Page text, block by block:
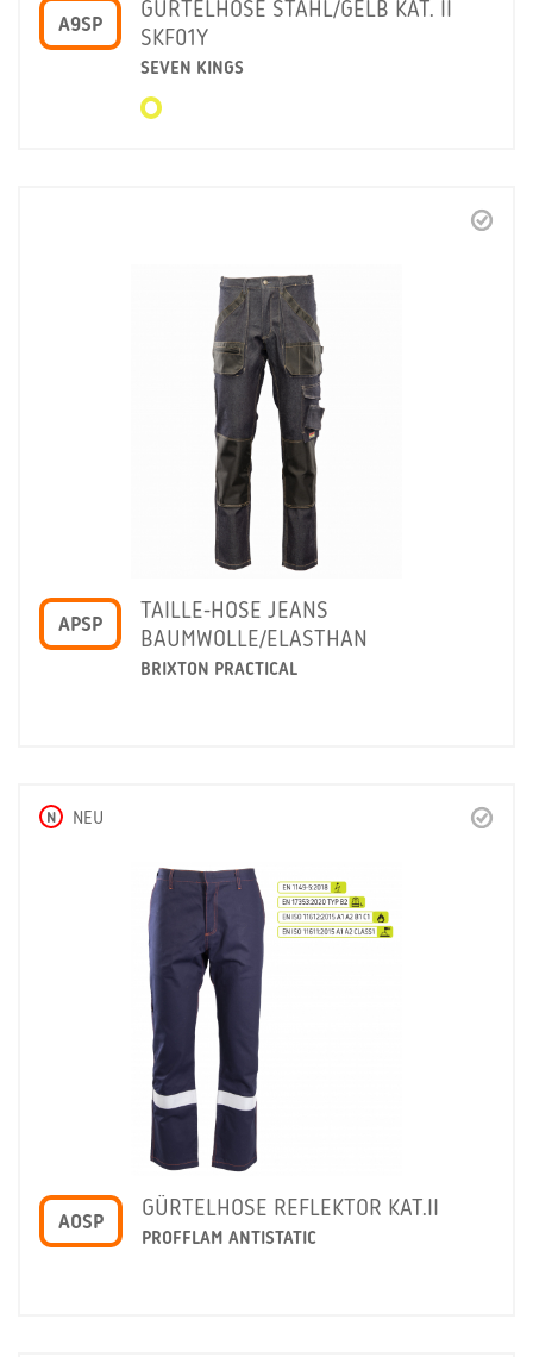
A9SP
GÜRTELHOSE STAHL/GELB KAT. II
SKF01Y
SEVEN KINGS
APSP
TAILLE-HOSE JEANS
BAUMWOLLE/ELASTHAN
BRIXTON PRACTICAL
N NEU
AOSP
GÜRTELHOSE REFLEKTOR KAT.II
PROFFLAM ANTISTATIC